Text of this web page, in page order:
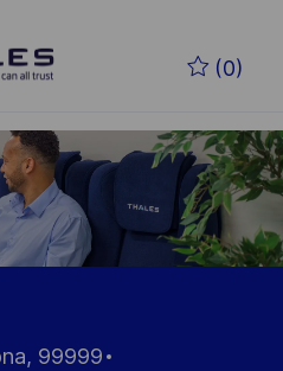
(0)
99999